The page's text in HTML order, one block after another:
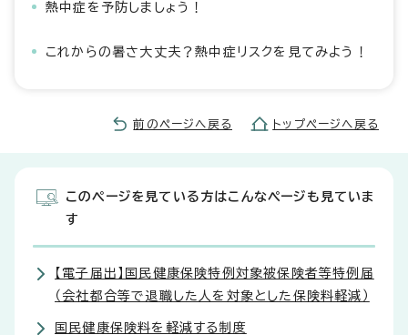
熱中症を予防しましょう！
これからの暑さ大丈夫？熱中症リスクを見てみよう！
前のページへ戻る トップページへ戻る
このページを見ている方はこんなページも見ていま
す
【電子届出】国民健康保険特例対象被保険者等特例届
（会社都合等で退職した人を対象とした保険料軽減）
国民健康保険料を軽減する制度